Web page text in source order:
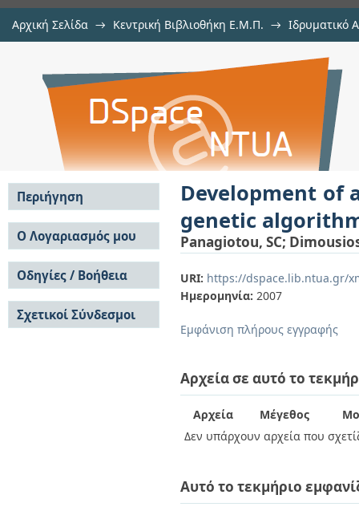
Αρχική Σελίδα → Κεντρική Βιβλιοθήκη Ε.Μ.Π. → Ιδρυματικό
Development of a
algorithms technique
Development of
genetic
Panagiotou, SC;
URI: https://dspace.lib.ntua.gr/
Ημερομηνία: 2007
Εμφάνιση πλήρους εγγραφής
Αρχεία σε αυτό το
Αρχεία Μέγεθος
Δεν υπάρχουν αρχεία που
Αυτό το τεκμήριο
Περιήγηση
Σε όλο το DSpace
Κοινότητες & Συλλογές
Ανά Ημερομηνία
Έκδοσης
Συγγραφείς
Τίτλοι
Θέματα
Ο Λογαριασμός μου
Σύνδεση
Εγγραφή
Οδηγίες / Βοήθεια
Οδηγίες Υποβολής
Οδηγίες Χρήσης ΙΑ
Συχνές Ερωτήσεις
Σχετικοί Σύνδεσμοι